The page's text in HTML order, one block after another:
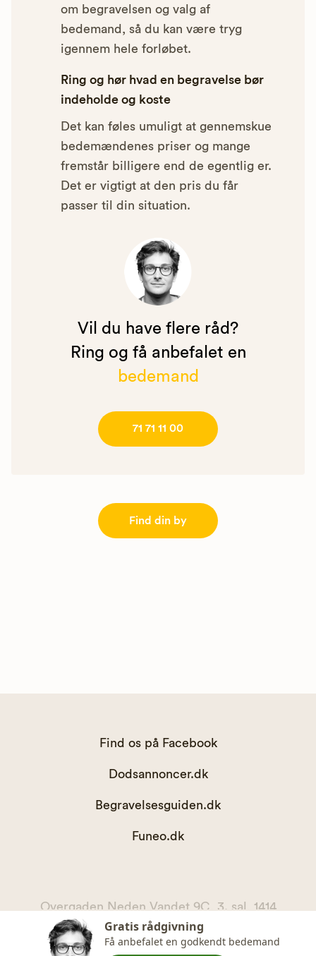
om begravelsen og valg af
bedemand, så du kan være tryg
igennem hele forløbet.
Ring og hør hvad en begravelse bør
indeholde og koste
Det kan føles umuligt at gennemskue
bedemændenes priser og mange
fremstår billigere end de egentlig er.
Det er vigtigt at den pris du får
passer til din situation.
Vil du have flere råd?
Ring og få anbefalet en
bedemand
71 71 11 00
Find din by
Find os på Facebook
Dodsannoncer.dk
Begravelsesguiden.dk
Funeo.dk
Overgaden Neden Vandet 9C, 3. sal, 1414
København K
kontakt@begravelsesguiden.dk, telefon 71 71 11 00
Gratis rådgivning
Få anbefalet en godkendt bedemand